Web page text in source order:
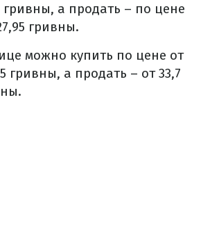
гривны, а продать – по цене
гривны.
можно купить по цене от
гривны, а продать – от 33,7